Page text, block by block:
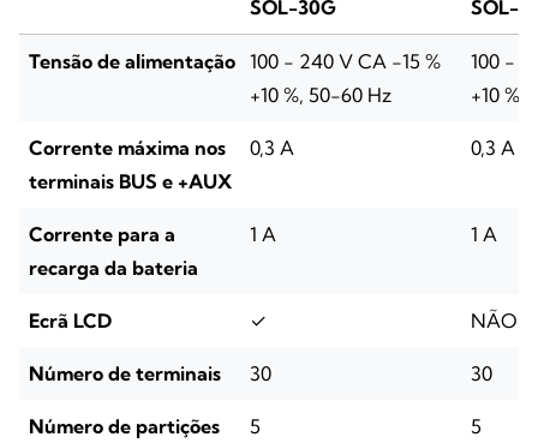
SOL-30G SOL-
Tensão de alimentação 100 - 240 V CA -15 %
+10 %, 50-60 Hz
100 -
+10 %,
Corrente máxima nos
terminais BUS e +AUX
0,3 A 0,3 A
Corrente para a
recarga da bateria
1 A 1 A
Ecrã LCD ✓ NÃO
Número de terminais 30 30
Número de partições 5 5